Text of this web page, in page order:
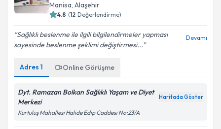
Manisa, Alaşehir
4.8 (12 Değerlendirme)
Sağlıklı beslenme ile ilgili bilgilendirmeler yapması
sayesinde beslenme şeklimi değiştirmesi...
Devamı
Adres 1 Online Görüşme
Dyt. Ramazan Bolkan Sağlıklı Yaşam ve Diyet
Merkezi
Haritada Göster
Kurtuluş Mahallesi Halide Edip Caddesi No:23/A